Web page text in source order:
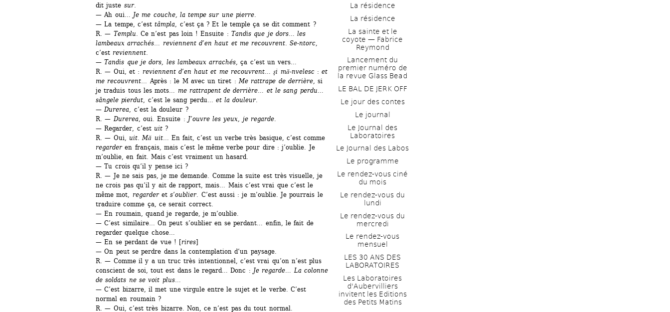
dit juste sur.
— Ah oui… Je me couche, la tempe sur une pierre.
— La tempe, c’est tâmpla, c’est ça ? Et le temple ça se dit comment ?
R. — Templu. Ce n’est pas loin ! Ensuite : Tandis que je dors… les
lambeaux arrachés… reviennent d’en haut et me recouvrent. Se-ntorc,
c’est reviennent.
— Tandis que je dors, les lambeaux arrachés, ça c’est un vers…
R. — Oui, et : reviennent d’en haut et me recouvrent… şi mă-nvelesc: et
me recouvrent… Après : le M avec un tiret : Me rattrape de derrière, si
je traduis tous les mots… me rattrapent de derrière… et le sang perdu…
sângele pierdut, c’est le sang perdu… et la douleur.
— Durerea, c’est la douleur ?
R. — Durerea, oui. Ensuite : J’ouvre les yeux, je regarde.
— Regarder, c’est uit?
R. — Oui, uit. Mă uit… En fait, c’est un verbe très basique, c’est comme
regarder en français, mais c’est le même verbe pour dire : j’oublie. Je
m’oublie, en fait. Mais c’est vraiment un hasard.
— Tu crois qu’il y pense ici ?
R. — Je ne sais pas, je me demande. Comme la suite est très visuelle, je
ne crois pas qu’il y ait de rapport, mais… Mais c’est vrai que c’est le
même mot, regarderet s’oublier. C’est aussi : je m’oublie. Je pourrais le
traduire comme ça, ce serait correct.
— En roumain, quand je regarde, je m’oublie.
— C’est similaire… On peut s’oublier en se perdant… enfin, le fait de
regarder quelque chose…
— En se perdant de vue ! [rires]
— On peut se perdre dans la contemplation d’un paysage.
R. — Comme il y a un truc très intentionnel, c’est vrai qu’on n’est plus
conscient de soi, tout est dans le regard… Donc : Je regarde… La colonne
de soldats ne se voit plus…
— C’est bizarre, il met une virgule entre le sujet et le verbe. C’est
normal en roumain ?
R. — Oui, c’est très bizarre. Non, ce n’est pas du tout normal.
La résidence
La résidence
La sainte et le
coyote — Fabrice
Reymond
Lancement du
premier numéro de
la revue Glass Bead
LE BAL DE JERK OFF
Le jour des contes
Le journal
Le Journal des
Laboratoires
Le Journal des Labos
Le programme
Le rendez-vous ciné
du mois
Le rendez-vous du
lundi
Le rendez-vous du
mercredi
Le rendez-vous
mensuel
LES 30 ANS DES
LABORATOIRES
Les Laboratoires
d'Aubervilliers
invitent les Editions
des Petits Matins